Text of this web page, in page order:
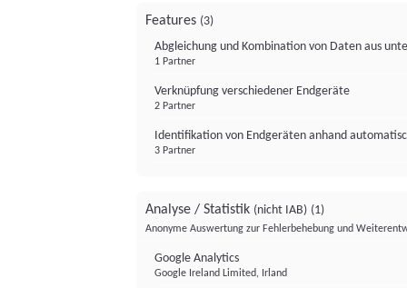
Features (3)
Abgleichung und Kombination von Daten aus
1 Partner
Verknüpfung verschiedener Endgeräte
2 Partner
Identifikation von Endgeräten anhand
3 Partner
Analyse / Statistik (nicht IAB) (1)
Anonyme Auswertung zur Fehlerbehebung und
Google Analytics
Google Ireland Limited, Irland